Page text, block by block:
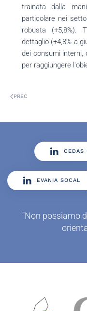
trainata dalla
particolare nei
robusta (+5,8%).
dettaglio (+4,8% a
dei consumi interni,
per raggiungere
PREC
CEDAS
EVANIA SOCAL
"Non possiamo